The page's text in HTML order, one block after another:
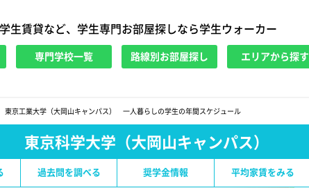
生賃貸など、学生専門お部屋探しなら学生ウォーカー
専門学校一覧 路線別お部屋探し エリアから探す
東京工業大学（大岡山キャンパス） 一人暮らしの学生の年間スケジュール
東京科学大学（大岡山キャンパス）
過去問を調べる 奨学金情報 平均家賃をみる